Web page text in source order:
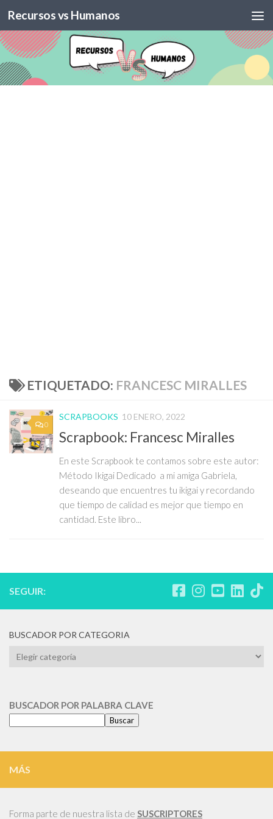
Skip to content
Recursos vs Humanos
ETIQUETADO: FRANCESC MIRALLES
0
SCRAPBOOKS 10 ENERO, 2022
Scrapbook: Francesc Miralles
En este Scrapbook te contamos sobre este autor:
Método Ikigai Dedicado a mi amiga Gabriela,
deseando que encuentres tu ikigai y recordando
que tiempo de calidad es mejor que tiempo en
cantidad. Este libro...
SEGUIR:
BUSCADOR POR CATEGORIA
BUSCADOR
BUSCADOR POR PALABRA CLAVE
Buscar
MÁS
Forma parte de nuestra lista de SUSCRIPTORES